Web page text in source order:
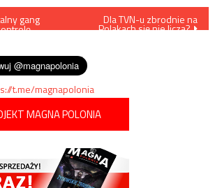
gang Dla TVN-u zbrodnie na
Polakach się nie liczą?
t.me/magnapolonia
MAGNA POLONIA